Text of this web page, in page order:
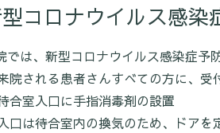
コロナウイルス感染
では、新型コロナウイルス感染症予
院される患者さんすべての方に、受
合室入口に手指消毒剤の設置
口は待合室内の換気のため、ドアを